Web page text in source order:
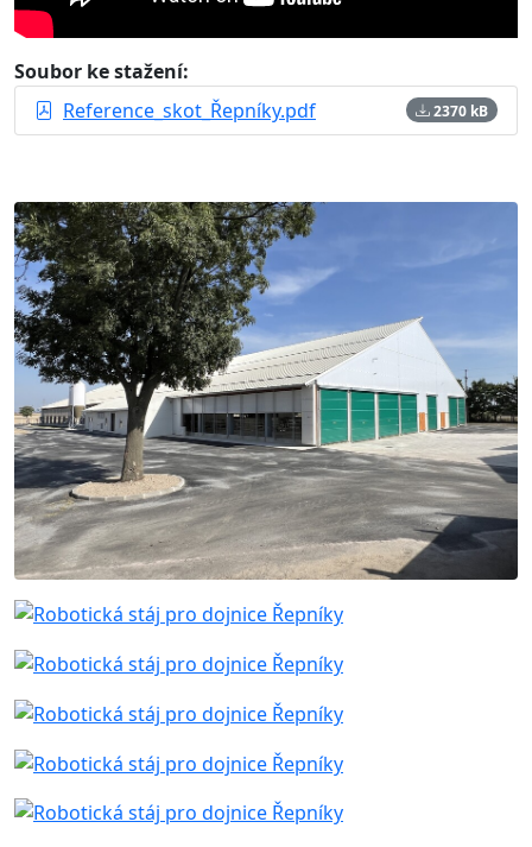
Soubor ke stažení:
Reference_skot_Řepníky.pdf
2370 kB